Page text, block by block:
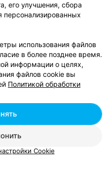
Способы оплаты
сервиса
соглашение
поддержку
сотрудничества
relax.by
cookie
данных
регистрирующий орган -
его улучшения, сбора
персонализированных
использования файлов
в более позднее время.
информации о целях,
файлов cookie вы
Политикой обработки
Cookie